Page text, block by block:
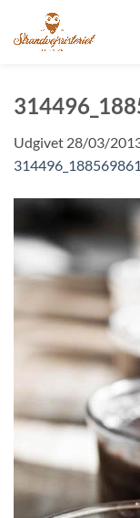
indhold
Udgivet 28/03/